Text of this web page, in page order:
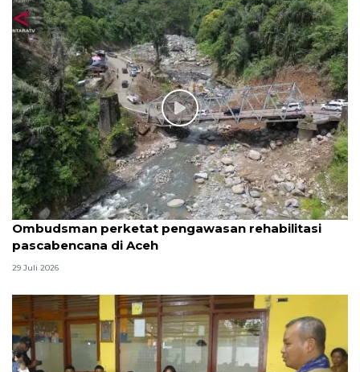
Ombudsman perketat pengawasan rehabilitasi
pascabencana di Aceh
29 Juli 2026